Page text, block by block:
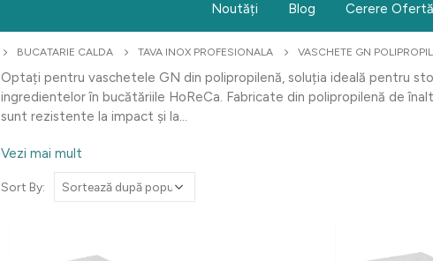
Noutăți Blog Cerere Ofertă
BUCATARIE CALDA TAVA INOX PROFESIONALA VASCHETE GN
Optați pentru vaschetele GN din polipropilenă, soluția ideală pentru
ingredientelor în bucătăriile HoReCa. Fabricate din polipropilenă de
sunt rezistente la impact și la...
Vezi mai mult
Sort By: